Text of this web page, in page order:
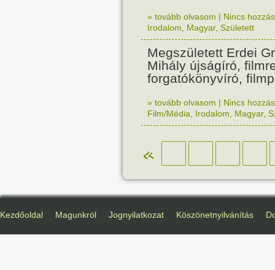
» tovább olvasom | Nincs
Irodalom
Magyar, Született
Megszületett Erdei
Mihály újságíró,
forgatókönyvíró,
» tovább olvasom | Nincs
Film/Média
Irodalom Magyar,
«
Kezdőoldal Magunkról Jognyilatkozat Köszönetnyilvánítás